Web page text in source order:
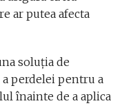
ar putea afecta
soluția de
a perdelei pentru a
înainte de a aplica